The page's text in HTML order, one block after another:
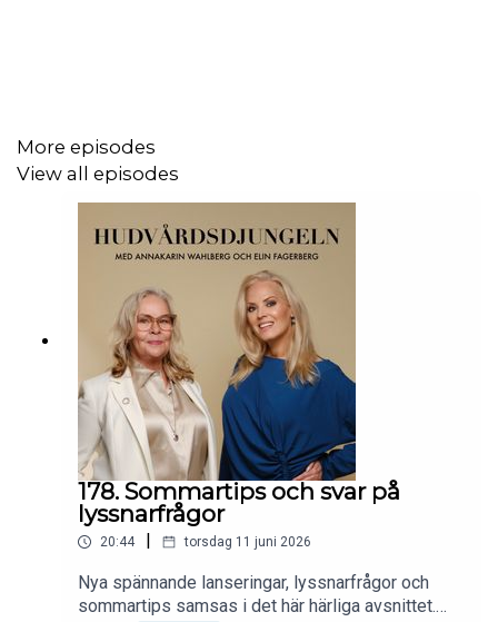
AnnaKarin Wahlberg
Du hittar mer inspiration på skönhetsbloggen
elinfagerberg.sesamt i den gemensamma boken
Hudnära - Hudterapeuternas hemligheter
‘Hudvårdsdjungeln’ är producerad av Silverdrake Förlag
www.silverdrakeförlag.se
Producent: Marcus Tigerdraake
marcus@silverdrakeforlag.se
More episodes
View all episodes
178. Sommartips och svar på
lyssnarfrågor
20:44 torsdag 11 juni 2026
Nya spännande lanseringar, lyssnarfrågor och
sommartips samsas i det här härliga avsnittet.